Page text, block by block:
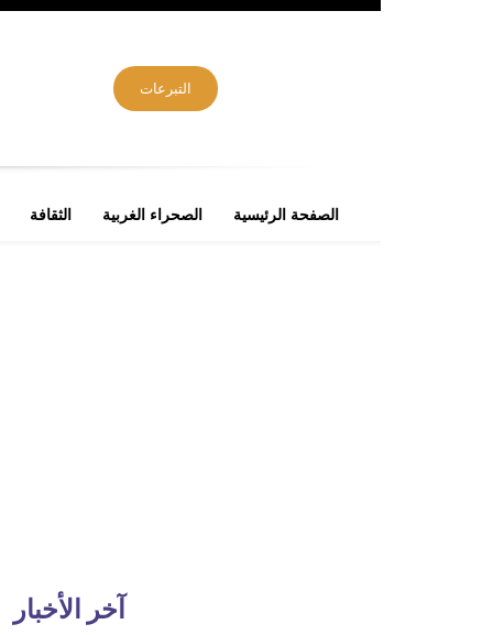
التبرعات
الصفحة الرئيسية الصحراء الغربية الثقافة
آخر الأخبار